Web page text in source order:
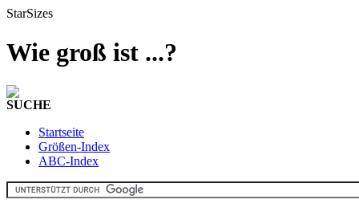
StarSizes
Wie groß ist ...?
SUCHE
Startseite
Größen-Index
ABC-Index